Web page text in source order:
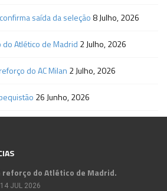
saída da seleção 8 Julho, 2026
Atlético de Madrid 2 Julho, 2026
do AC Milan 2 Julho, 2026
26 Junho, 2026
reforço do Atlético de Madrid.
14 JUL 2026